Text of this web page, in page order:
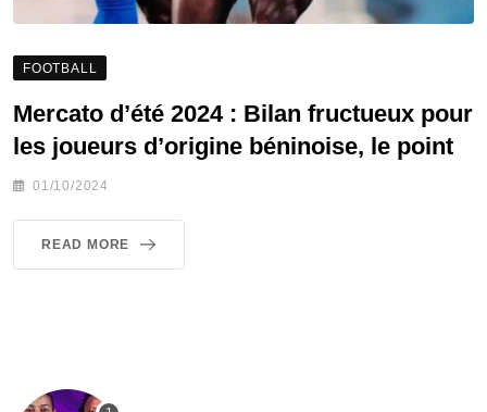
FOOTBALL
Mercato d’été 2024 : Bilan fructueux pour
les joueurs d’origine béninoise, le point
01/10/2024
READ MORE